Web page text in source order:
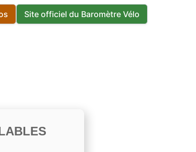
Site officiel du Baromètre Vélo